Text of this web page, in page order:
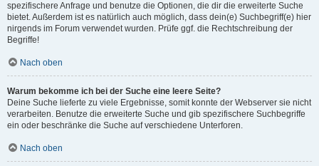
spezifischere Anfrage und benutze die Optionen, die dir die erweiterte Suche
bietet. Außerdem ist es natürlich auch möglich, dass dein(e) Suchbegriff(e) hier
nirgends im Forum verwendet wurden. Prüfe ggf. die Rechtschreibung der
Begriffe!
Nach oben
Warum bekomme ich bei der Suche eine leere Seite?
Deine Suche lieferte zu viele Ergebnisse, somit konnte der Webserver sie nicht
verarbeiten. Benutze die erweiterte Suche und gib spezifischere Suchbegriffe
ein oder beschränke die Suche auf verschiedene Unterforen.
Nach oben